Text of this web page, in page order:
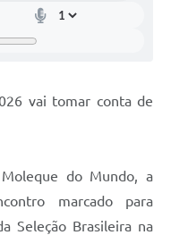
vai tomar conta de
do Mundo, a
marcado para
Seleção Brasileira na